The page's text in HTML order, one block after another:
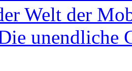
Welt der
unendliche